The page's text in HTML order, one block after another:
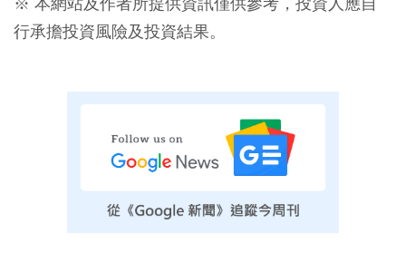
行承擔投資風險及投資結果。